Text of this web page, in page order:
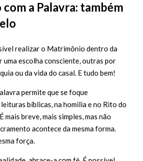
a Palavra: também
realizar o Matrimônio dentro da
uma escolha consciente, outras por
ou da vida do casal. E tudo bem!
permite que se foque
bíblicas, na homilia e no Rito do
mais breve, mais simples, mas não
acontece da mesma forma.
força.